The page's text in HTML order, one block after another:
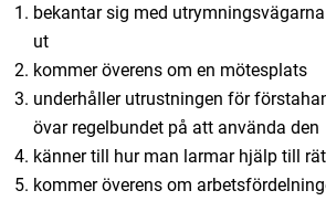
bekantar sig med
ut
kommer överens om en mötesplats
underhåller utrustningen för
övar regelbundet på att använda den
känner till hur man larmar hjälp till
kommer överens om